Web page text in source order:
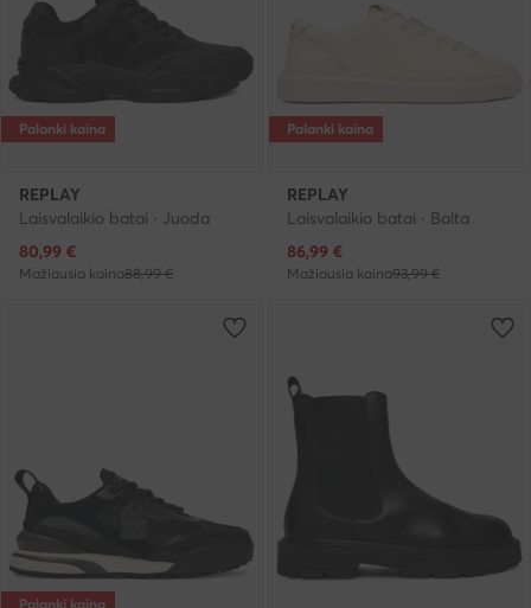
Palanki kaina
REPLAY
Laisvalaikio batai · Juoda
Dabartinė kaina
80,99 €
Mažiausia kaina88,99 €
Palanki kaina
REPLAY
Laisvalaikio batai · Balta
Dabartinė kaina
86,99 €
Mažiausia kaina93,99 €
Palanki kaina